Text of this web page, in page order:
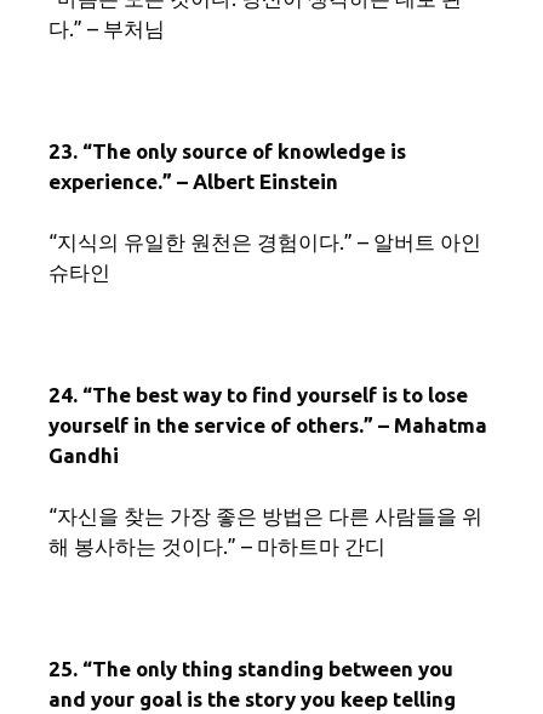
다.” – 부처님
23. “The only source of knowledge is
experience.” – Albert Einstein
“지식의 유일한 원천은 경험이다.” – 알버트 아인
슈타인
24. “The best way to find yourself is to lose
yourself in the service of others.” – Mahatma
Gandhi
“자신을 찾는 가장 좋은 방법은 다른 사람들을 위
해 봉사하는 것이다.” – 마하트마 간디
25. “The only thing standing between you
and your goal is the story you keep telling